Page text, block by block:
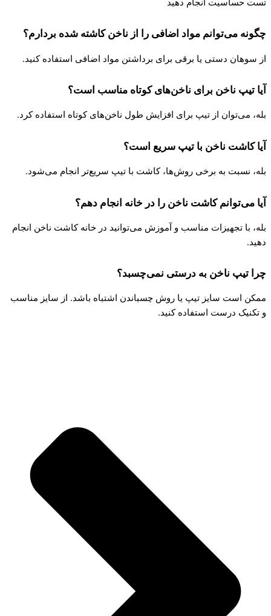
تست حساسیت انجام دهید
چگونه می‌توانم مواد اضافی را از ناخن کاشته‌ شده بردارم؟
از سوهان دستی یا برقی برای برداشتن مواد اضافی استفاده کنید.
آیا تیپ ناخن برای ناخن‌های کوتاه مناسب است؟
بله، می‌توان از تیپ برای افزایش طول ناخن‌های کوتاه استفاده کرد.
آیا کاشت ناخن با تیپ سریع است؟
بله، نسبت به برخی روش‌ها، کاشت با تیپ سریع‌تر انجام می‌شود.
آیا می‌توانم کاشت ناخن را در خانه انجام دهم؟
بله، با تجهیزات مناسب و آموزش می‌توانید در خانه کاشت ناخن انجام
دهید.
چرا تیپ ناخن به درستی نمی‌چسبد؟
ممکن است سایز تیپ یا روش چسباندن اشتباه باشد. از سایز مناسب
و تکنیک درست استفاده کنید.